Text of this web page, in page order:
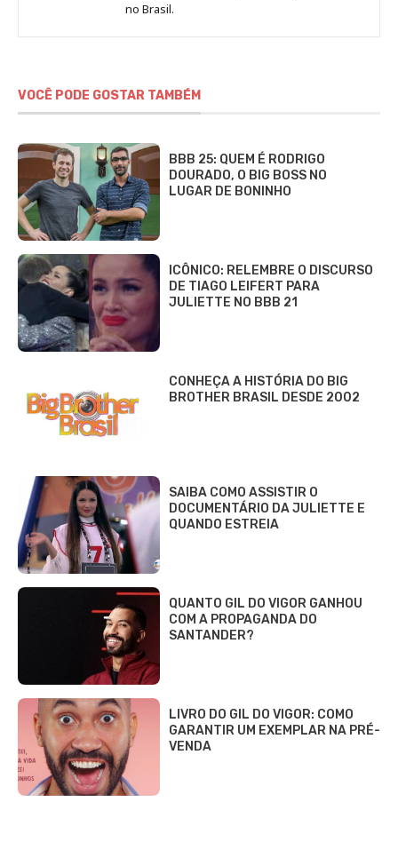
DCI
no Brasil.
VOCÊ PODE GOSTAR TAMBÉM
BBB 25: QUEM É RODRIGO
DOURADO, O BIG BOSS NO
LUGAR DE BONINHO
ICÔNICO: RELEMBRE O DISCURSO
DE TIAGO LEIFERT PARA
JULIETTE NO BBB 21
CONHEÇA A HISTÓRIA DO BIG
BROTHER BRASIL DESDE 2002
SAIBA COMO ASSISTIR O
DOCUMENTÁRIO DA JULIETTE E
QUANDO ESTREIA
QUANTO GIL DO VIGOR GANHOU
COM A PROPAGANDA DO
SANTANDER?
LIVRO DO GIL DO VIGOR: COMO
GARANTIR UM EXEMPLAR NA PRÉ-
VENDA